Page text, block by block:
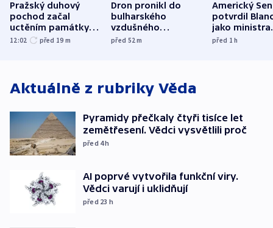
Pražský duhový
pochod začal
uctěním památky
obětí berlínského
12:02 před 19 m
Dron pronikl do
bulharského
vzdušného
prostoru,
před 52m
Americký
potvrdil
jako ministra
před 1h
Aktuálně z rubriky Věda
Pyramidy přečkaly čtyři tisíce let
zemětřesení. Vědci vysvětlili proč
před 4h
AI poprvé vytvořila funkční viry.
Vědci varují i uklidňují
před 23 h